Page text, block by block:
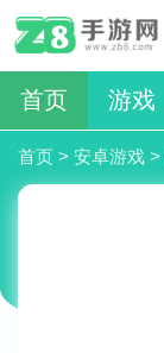
首页 游戏
首页 > 安卓游戏 >